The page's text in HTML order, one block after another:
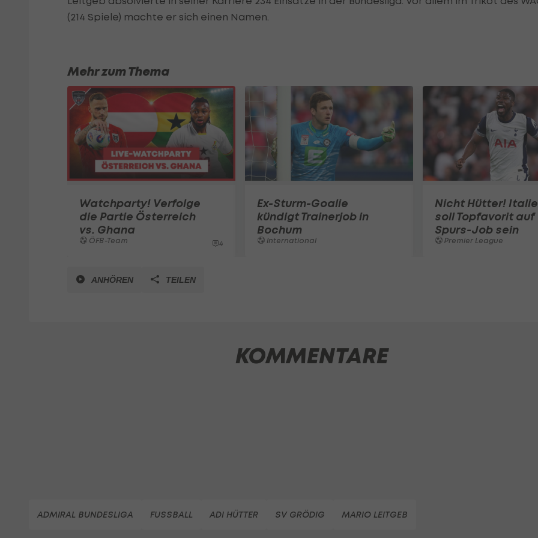
(214 Spiele) machte er sich einen Namen.
Mehr zum Thema
Watchparty! Verfolge
die Partie Österreich
vs. Ghana
ÖFB-Team 4
Ex-Sturm-Goalie
kündigt Trainerjob in
Bochum
International
Nicht Hütter!
soll Topfavorit auf
Spurs-Job sein
Premier League
ANHÖREN TEILEN
KOMMENTARE
ADMIRAL BUNDESLIGA FUSSBALL ADI HÜTTER SV GRÖDIG MARIO LEITGEB